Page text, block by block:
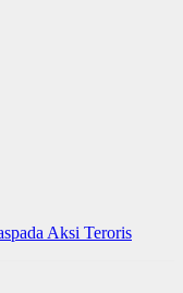
Aksi Teroris